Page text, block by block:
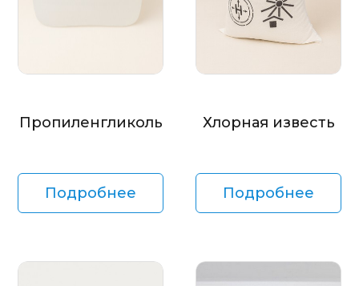
Пропиленгликоль
Подробнее
Хлорная известь
Подробнее